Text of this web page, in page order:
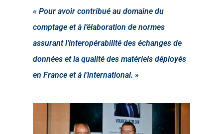
« Pour avoir contribué au domaine du
comptage et à l’élaboration de normes
assurant l’interopérabilité des échanges de
données et la qualité des matériels déployés
en France et à l’international. »